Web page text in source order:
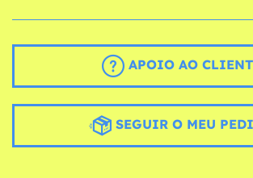
APOIO AO
SEGUIR O MEU